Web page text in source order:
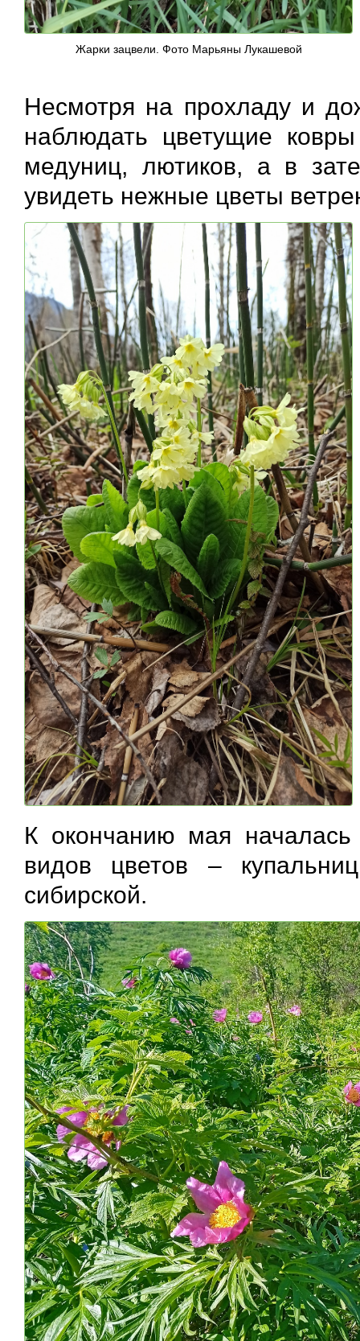
Жарки зацвели. Фото Марьяны Лукашевой
Несмотря на прохладу и
наблюдать цветущие
медуниц, лютиков, а в
увидеть нежные цветы
К окончанию мая началась
видов цветов –
сибирской.